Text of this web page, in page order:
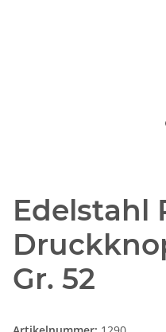
Edelstahl
Gr. 52